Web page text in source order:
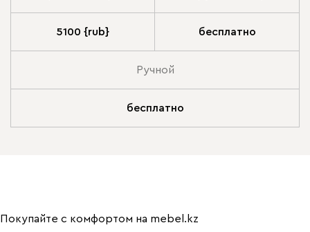
5100 {rub} бесплатно
Ручной
бесплатно
Покупайте с комфортом на mebel.kz